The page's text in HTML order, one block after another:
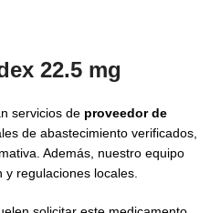
22.5 mg
servicios de proveedor de
de abastecimiento verificados,
Además, nuestro equipo
regulaciones locales.